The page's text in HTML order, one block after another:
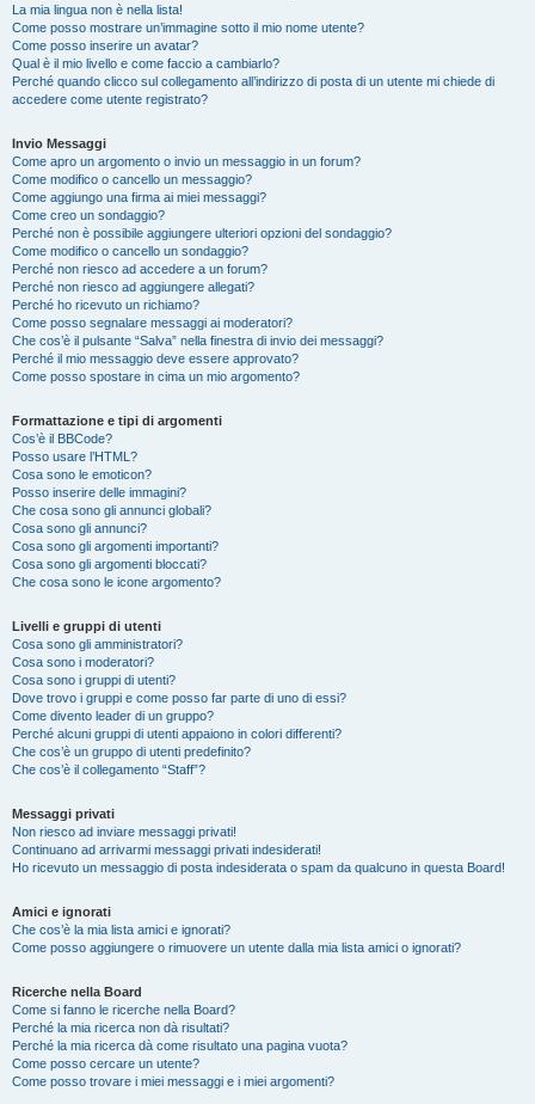
La mia lingua non è nella lista!
Come posso mostrare un’immagine sotto il mio nome utente?
Come posso inserire un avatar?
Qual è il mio livello e come faccio a cambiarlo?
Perché quando clicco sul collegamento all’indirizzo di posta di un utente mi chiede di
accedere come utente registrato?
Invio Messaggi
Come apro un argomento o invio un messaggio in un forum?
Come modifico o cancello un messaggio?
Come aggiungo una firma ai miei messaggi?
Come creo un sondaggio?
Perché non è possibile aggiungere ulteriori opzioni del sondaggio?
Come modifico o cancello un sondaggio?
Perché non riesco ad accedere a un forum?
Perché non riesco ad aggiungere allegati?
Perché ho ricevuto un richiamo?
Come posso segnalare messaggi ai moderatori?
Che cos’è il pulsante “Salva” nella finestra di invio dei messaggi?
Perché il mio messaggio deve essere approvato?
Come posso spostare in cima un mio argomento?
Formattazione e tipi di argomenti
Cos’è il BBCode?
Posso usare l’HTML?
Cosa sono le emoticon?
Posso inserire delle immagini?
Che cosa sono gli annunci globali?
Cosa sono gli annunci?
Cosa sono gli argomenti importanti?
Cosa sono gli argomenti bloccati?
Che cosa sono le icone argomento?
Livelli e gruppi di utenti
Cosa sono gli amministratori?
Cosa sono i moderatori?
Cosa sono i gruppi di utenti?
Dove trovo i gruppi e come posso far parte di uno di essi?
Come divento leader di un gruppo?
Perché alcuni gruppi di utenti appaiono in colori differenti?
Che cos’è un gruppo di utenti predefinito?
Che cos’è il collegamento “Staff”?
Messaggi privati
Non riesco ad inviare messaggi privati!
Continuano ad arrivarmi messaggi privati indesiderati!
Ho ricevuto un messaggio di posta indesiderata o spam da qualcuno in questa Board!
Amici e ignorati
Che cos’è la mia lista amici e ignorati?
Come posso aggiungere o rimuovere un utente dalla mia lista amici o ignorati?
Ricerche nella Board
Come si fanno le ricerche nella Board?
Perché la mia ricerca non dà risultati?
Perché la mia ricerca dà come risultato una pagina vuota?
Come posso cercare un utente?
Come posso trovare i miei messaggi e i miei argomenti?